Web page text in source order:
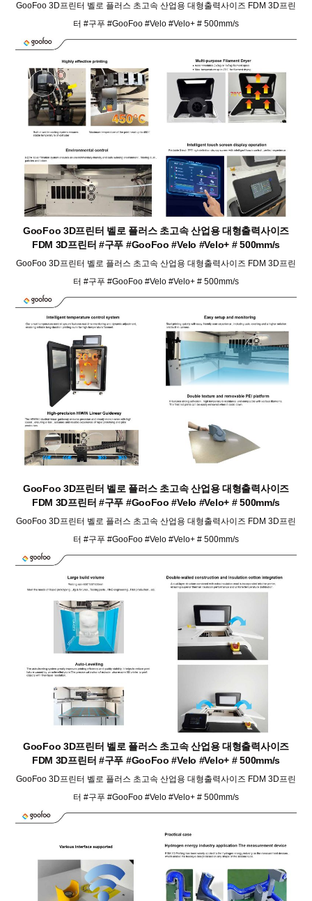
GooFoo 3D프린터 벨로 플러스 초고속 산업용 대형출력사이즈 FDM 3D프린
터 #구푸 #GooFoo #Velo #Velo+ # 500mm/s
GooFoo 3D프린터 벨로 플러스 초고속 산업용 대형출력사이즈
FDM 3D프린터 #구푸 #GooFoo #Velo #Velo+ # 500mm/s
GooFoo 3D프린터 벨로 플러스 초고속 산업용 대형출력사이즈 FDM 3D프린
터 #구푸 #GooFoo #Velo #Velo+ # 500mm/s
GooFoo 3D프린터 벨로 플러스 초고속 산업용 대형출력사이즈
FDM 3D프린터 #구푸 #GooFoo #Velo #Velo+ # 500mm/s
GooFoo 3D프린터 벨로 플러스 초고속 산업용 대형출력사이즈 FDM 3D프린
터 #구푸 #GooFoo #Velo #Velo+ # 500mm/s
GooFoo 3D프린터 벨로 플러스 초고속 산업용 대형출력사이즈
FDM 3D프린터 #구푸 #GooFoo #Velo #Velo+ # 500mm/s
GooFoo 3D프린터 벨로 플러스 초고속 산업용 대형출력사이즈 FDM 3D프린
터 #구푸 #GooFoo #Velo #Velo+ # 500mm/s